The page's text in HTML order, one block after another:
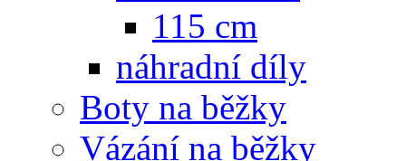
115 cm
náhradní díly
Boty na běžky
Vázání na běžky